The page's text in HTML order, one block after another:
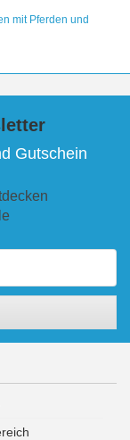
mit Pferden und
Gutschein